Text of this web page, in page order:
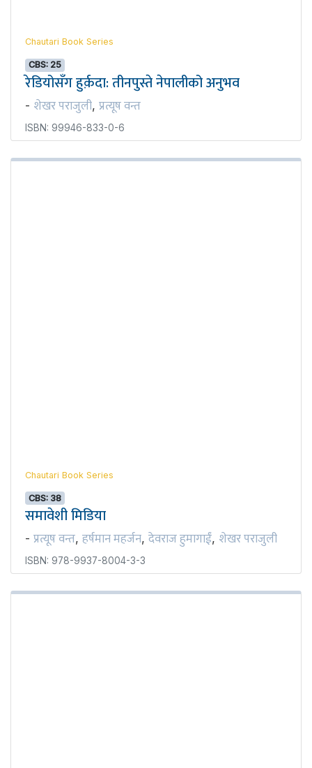
Chautari Book Series
CBS: 25
रेडियोसँग हुर्क़दा: तीनपुस्ते नेपालीको अनुभव
- शेखर पराजुली, प्रत्यूष वन्त
ISBN: 99946-833-0-6
Chautari Book Series
CBS: 38
समावेशी मिडिया
- प्रत्यूष वन्त, हर्षमान महर्जन, देवराज हुमागाईं, शेखर पराजुली
ISBN: 978-9937-8004-3-3